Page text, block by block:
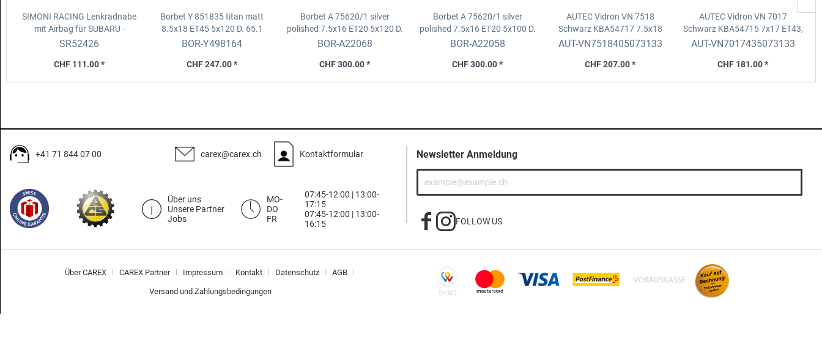
SIMONI RACING Lenkradnabe
mit Airbag für SUBARU -
Impreza WRX/STI 12/01>11
SR52426
CHF 111.00 *
Borbet Y 851835 titan matt
8.5x18 ET45 5x120 D. 65.1
BOR-Y498164
CHF 247.00 *
Borbet A 75620/1 silver
polished 7.5x16 ET20 5x120 D.
74
BOR-A22068
CHF 300.00 *
Borbet A 75620/1 silver
polished 7.5x16 ET20 5x100 D.
64
BOR-A22058
CHF 300.00 *
AUTEC Vidron VN 7518
Schwarz KBA547177.5x18
ET40, 5x112, D.57.1 Fix/ZR
AUT-VN7518405073133
CHF 207.00 *
AUTEC Vidron VN 7017
Schwarz KBA547157x17 ET43,
5x112, D.57.1 Fix/ZR
AUT-VN7017435073133
CHF 181.00 *
+41 71 844 07 00 carex@carex.ch Kontaktformular
Über uns
Unsere Partner
Jobs
MO-
DO
FR
07:45-12:00 | 13:00-
17:15
07:45-12:00 | 13:00-
16:15
Newsletter Anmeldung
FOLLOW US
Über CAREX CAREX Partner Impressum Kontakt Datenschutz AGB
Versand und Zahlungsbedingungen